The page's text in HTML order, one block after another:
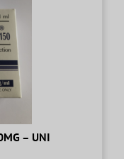
– UNI